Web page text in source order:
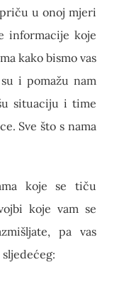
u onoj mjeri
informacije koje
kako bismo vas
i pomažu nam
situaciju i time
Sve što s nama
koje se tiču
koje vam se
pa vas